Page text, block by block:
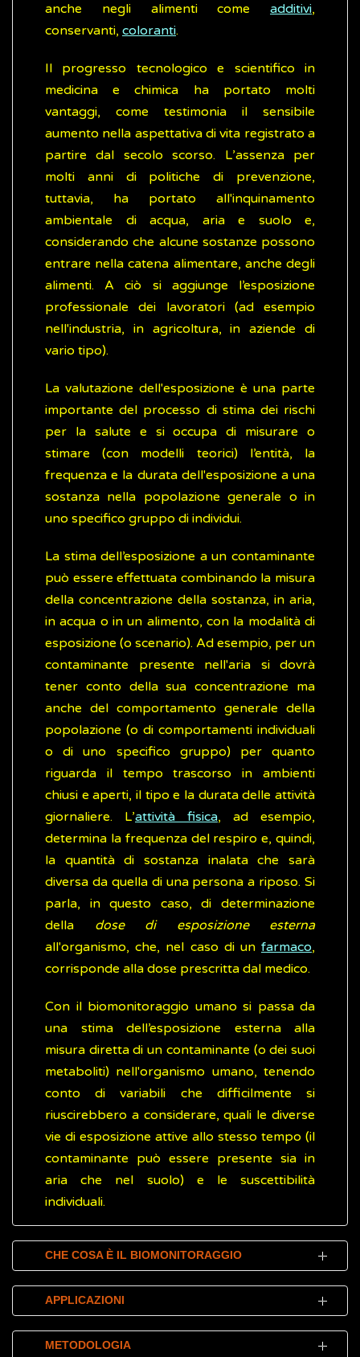
anche negli alimenti come additivi,
conservanti, coloranti.
Il progresso tecnologico e scientifico in
medicina e chimica ha portato molti
vantaggi, come testimonia il sensibile
aumento nella aspettativa di vita registrato a
partire dal secolo scorso. L’assenza per
molti anni di politiche di prevenzione,
tuttavia, ha portato all'inquinamento
ambientale di acqua, aria e suolo e,
considerando che alcune sostanze possono
entrare nella catena alimentare, anche degli
alimenti. A ciò si aggiunge l’esposizione
professionale dei lavoratori (ad esempio
nell'industria, in agricoltura, in aziende di
vario tipo).
La valutazione dell'esposizione è una parte
importante del processo di stima dei rischi
per la salute e si occupa di misurare o
stimare (con modelli teorici) l’entità, la
frequenza e la durata dell'esposizione a una
sostanza nella popolazione generale o in
uno specifico gruppo di individui.
La stima dell’esposizione a un contaminante
può essere effettuata combinando la misura
della concentrazione della sostanza, in aria,
in acqua o in un alimento, con la modalità di
esposizione (o scenario). Ad esempio, per un
contaminante presente nell'aria si dovrà
tener conto della sua concentrazione ma
anche del comportamento generale della
popolazione (o di comportamenti individuali
o di uno specifico gruppo) per quanto
riguarda il tempo trascorso in ambienti
chiusi e aperti, il tipo e la durata delle attività
giornaliere. L’attività fisica, ad esempio,
determina la frequenza del respiro e, quindi,
la quantità di sostanza inalata che sarà
diversa da quella di una persona a riposo. Si
parla, in questo caso, di determinazione
della dose di esposizione esterna
all'organismo, che, nel caso di un farmaco,
corrisponde alla dose prescritta dal medico.
Con il biomonitoraggio umano si passa da
una stima dell’esposizione esterna alla
misura diretta di un contaminante (o dei suoi
metaboliti) nell'organismo umano, tenendo
conto di variabili che difficilmente si
riuscirebbero a considerare, quali le diverse
vie di esposizione attive allo stesso tempo (il
contaminante può essere presente sia in
aria che nel suolo) e le suscettibilità
individuali.
CHE COSA È IL BIOMONITORAGGIO
Ilbiomonitoraggio umano
della ricerca scientifica usato sempre più
spesso per misurare l’esposizione umana a
APPLICAZIONI
Il biomonitoraggio umano è stato introdotto
METODOLOGIA